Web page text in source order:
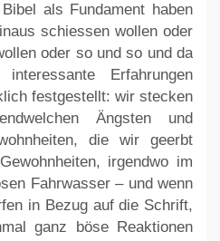
als Fundament haben
schiessen wollen oder
oder so und so und da
Erfahrungen
festgestellt: wir stecken
Ängsten und
die wir geerbt
irgendwo im
Fahrwasser – und wenn
in Bezug auf die Schrift,
ganz böse Reaktionen